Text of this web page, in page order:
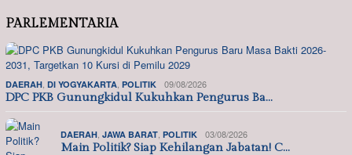
PARLEMENTARIA
DAERAH DI YOGYAKARTA POLITIK 09/08/2026
DPC PKB Gunungkidul Kukuhkan Pengurus Ba…
DAERAH JAWA BARAT POLITIK 03/08/2026
Main Politik? Siap Kehilangan Jabatan! C…